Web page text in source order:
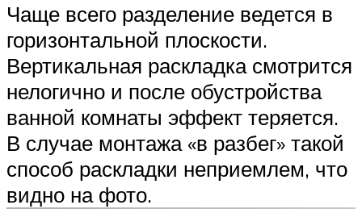
Чаще всего разделение ведется в
горизонтальной плоскости.
Вертикальная раскладка смотрится
нелогично и после обустройства
ванной комнаты эффект теряется.
В случае монтажа «в разбег» такой
способ раскладки неприемлем, что
видно на фото.